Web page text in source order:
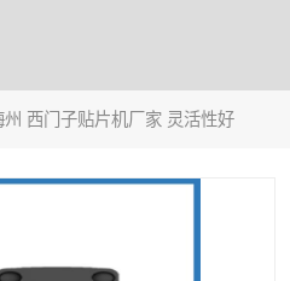
州 西门子贴片机厂家 灵活性好